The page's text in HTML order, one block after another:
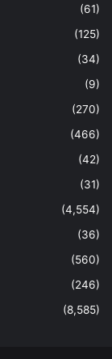
(61)
(125)
(34)
(9)
(270)
(466)
(42)
(31)
(4,554)
(36)
(560)
(246)
(8,585)